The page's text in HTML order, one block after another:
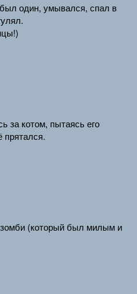
один, умывался, спал в
за котом, пытаясь его
прятался.
(который был милым и